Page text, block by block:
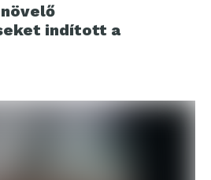
indított a